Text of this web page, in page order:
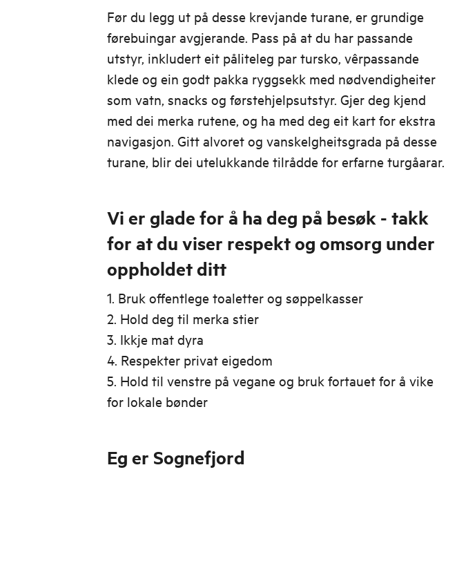
Før du legg ut på desse krevjande turane, er grundige
førebuingar avgjerande. Pass på at du har passande
utstyr, inkludert eit påliteleg par tursko, vêrpassande
klede og ein godt pakka ryggsekk med nødvendigheiter
som vatn, snacks og førstehjelpsutstyr. Gjer deg kjend
med dei merka rutene, og ha med deg eit kart for ekstra
navigasjon. Gitt alvoret og vanskelgheitsgrada på desse
turane, blir dei utelukkande tilrådde for erfarne turgåarar.
Vi er glade for å ha deg på besøk - takk
for at du viser respekt og omsorg under
oppholdet ditt
1. Bruk offentlege toaletter og søppelkasser
2. Hold deg til merka stier
3. Ikkje mat dyra
4. Respekter privat eigedom
5. Hold til venstre på vegane og bruk fortauet for å vike
for lokale bønder
Eg er Sognefjord